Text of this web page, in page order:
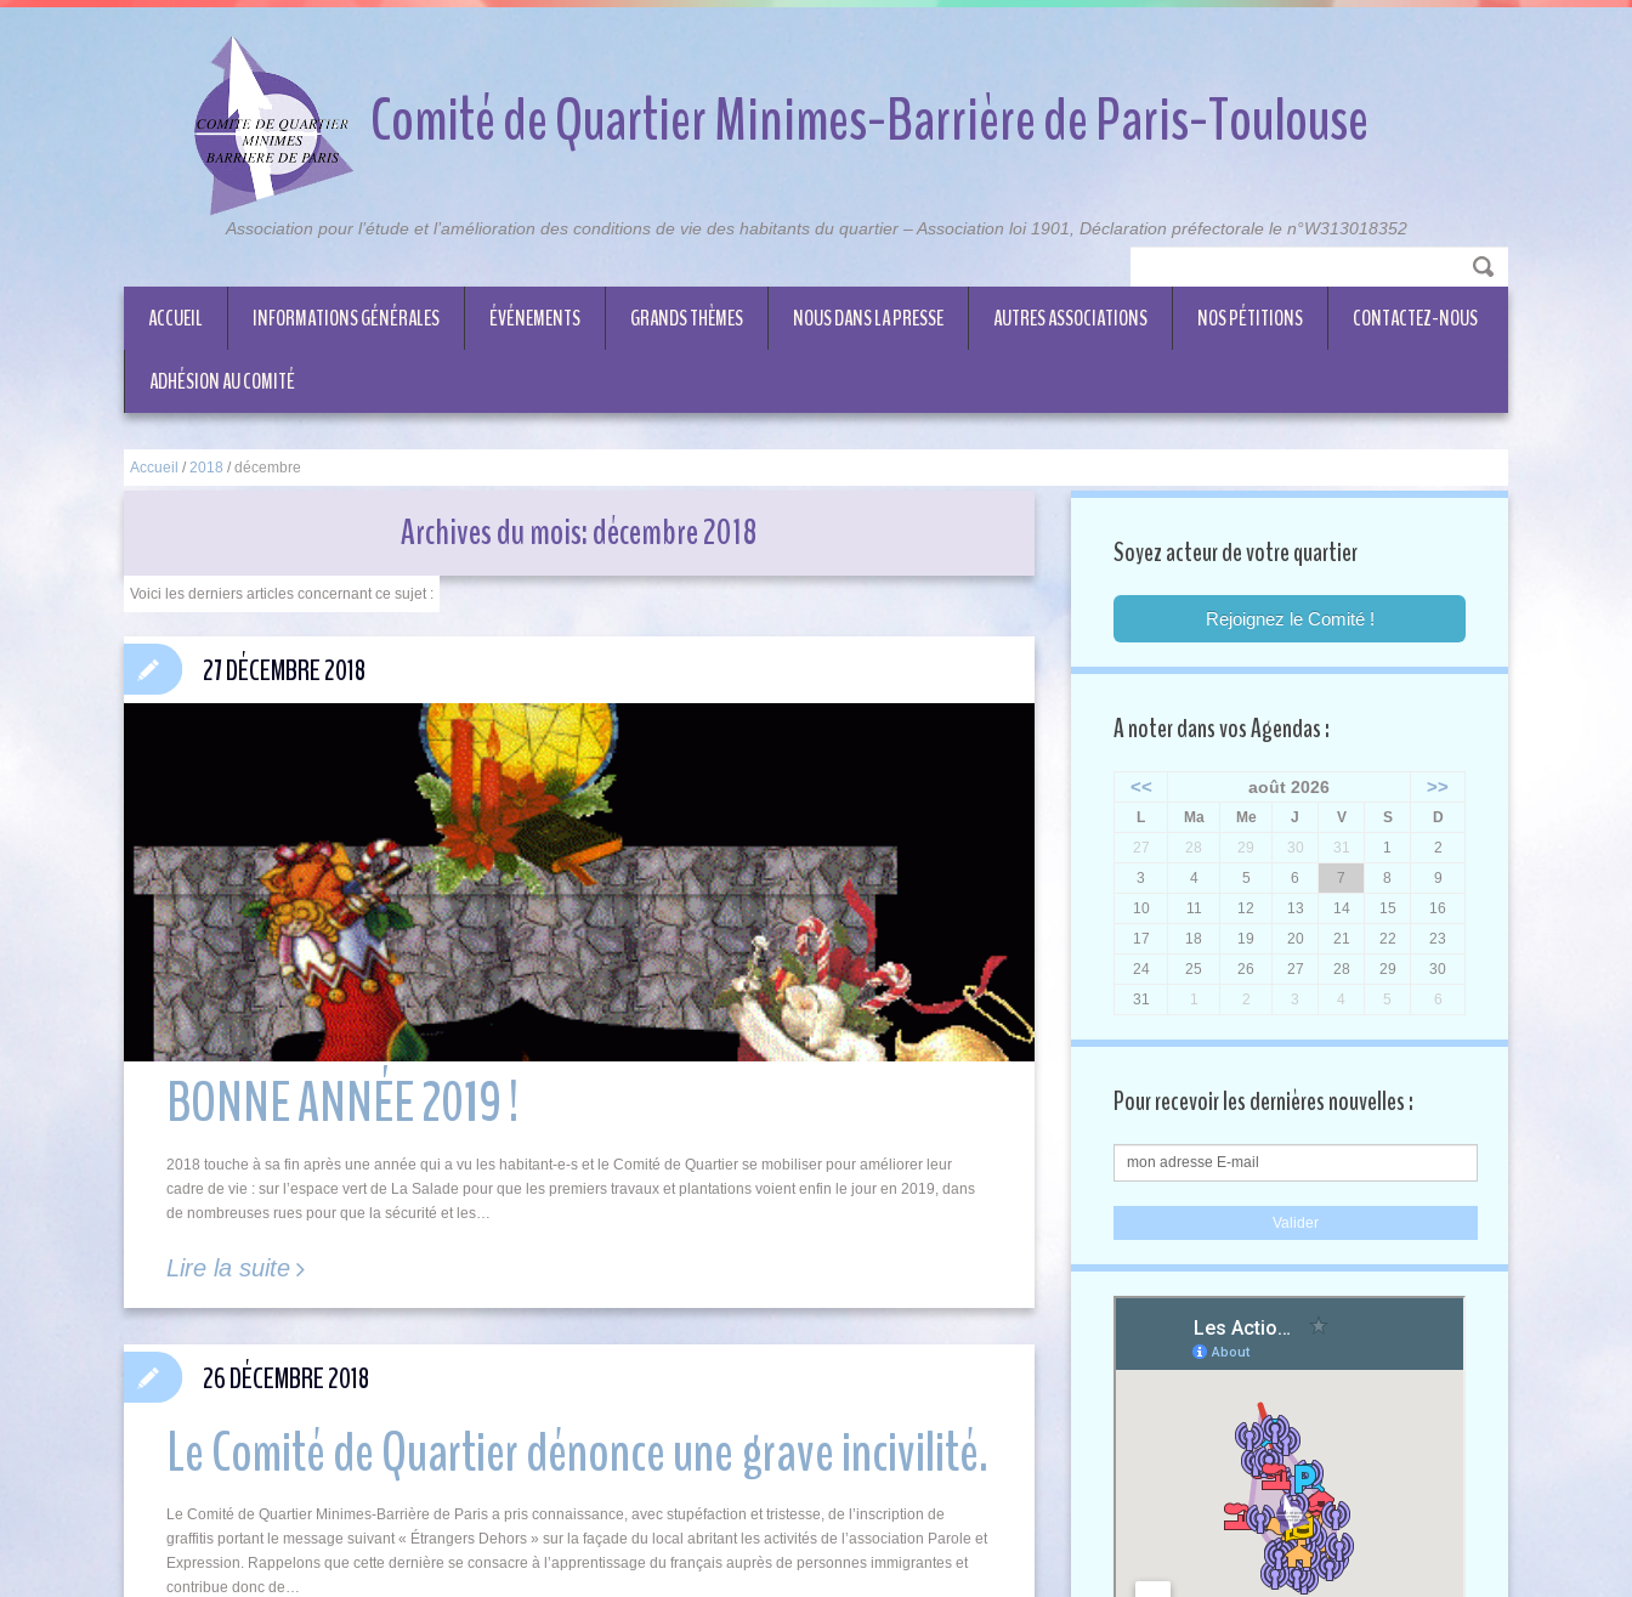
Comité de Quartier Minimes-Barrière de Paris-Toulouse
Association pour l’étude et l’amélioration des conditions de vie des habitants du quartier – Association loi 1901, Déclaration préfectorale le n°W313018352
ACCUEIL INFORMATIONS GÉNÉRALES ÉVÉNEMENTS GRANDS THÈMES NOUS DANS LA PRESSE AUTRES ASSOCIATIONS NOS PÉTITIONS CONTACTEZ-NOUS
ADHÉSION AU COMITÉ
Accueil / 2018 / décembre
Archives du mois:décembre 2018
BONNE ANNÉE 2019 !
2018 touche à sa fin après une année qui a vu les habitant-e-s et le Comité de Quartier se mobiliser pour améliorer leur
cadre de vie : sur l’espace vert de La Salade pour que les premiers travaux et plantations voient enfin le jour en 2019, dans
de nombreuses rues pour que la sécurité et les…
Lire la suite
27 DÉCEMBRE 2018
Le Comité de Quartier dénonce une grave incivilité.
Le Comité de Quartier Minimes-Barrière de Paris a pris connaissance, avec stupéfaction et tristesse, de l’inscription de
graffitis portant le message suivant « Étrangers Dehors » sur la façade du local abritant les activités de l’association Parole et
Expression. Rappelons que cette dernière se consacre à l’apprentissage du français auprès de personnes immigrantes et
contribue donc de…
26 DÉCEMBRE 2018
Soyez acteur de votre quartier
Rejoignez le Comité !
A noter dans vos Agendas :
<< août 2026 >>
L Ma Me J V S
D
27
28 29 30 31 1
2
3
4 5 6 7 8
9
10
11 12 13 14 15
16
17
18 19 20 21 22
23
24
25 26 27 28 29
30
31
1 2 3 4 5 6
Pour recevoir les dernières nouvelles :